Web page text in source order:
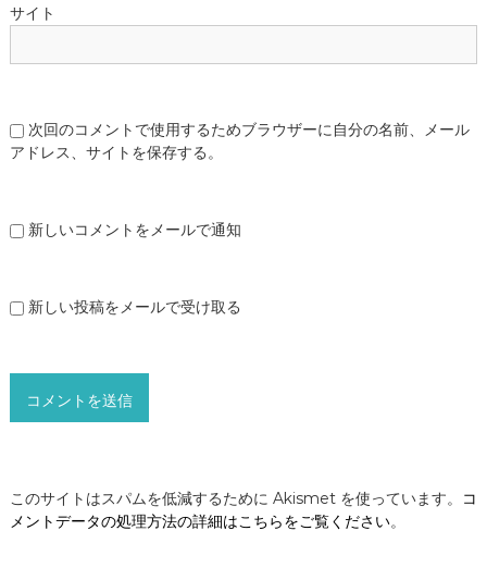
サイト
次回のコメントで使用するためブラウザーに自分の名前、メール
アドレス、サイトを保存する。
新しいコメントをメールで通知
新しい投稿をメールで受け取る
このサイトはスパムを低減するために Akismet を使っています。
コ
メントデータの処理方法の詳細はこちらをご覧ください。